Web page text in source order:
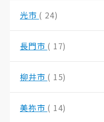
光市 ( 24)
長門市 ( 17)
柳井市 ( 15)
美祢市 ( 14)